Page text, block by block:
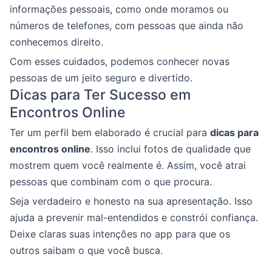
informações pessoais, como onde moramos ou
números de telefones, com pessoas que ainda não
conhecemos direito.
Com esses cuidados, podemos conhecer novas
pessoas de um jeito seguro e divertido.
Dicas para Ter Sucesso em
Encontros Online
Ter um perfil bem elaborado é crucial para dicas para
encontros online. Isso inclui fotos de qualidade que
mostrem quem você realmente é. Assim, você atrai
pessoas que combinam com o que procura.
Seja verdadeiro e honesto na sua apresentação. Isso
ajuda a prevenir mal-entendidos e constrói confiança.
Deixe claras suas intenções no app para que os
outros saibam o que você busca.